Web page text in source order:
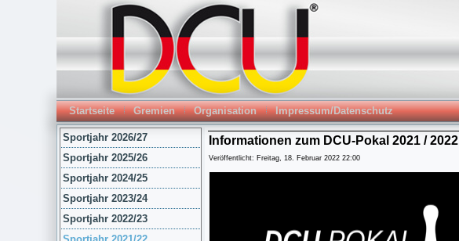
Startseite Gremien Organisation Impressum/Datenschutz
Sportjahr 2026/27
Sportjahr 2025/26
Sportjahr 2024/25
Sportjahr 2023/24
Sportjahr 2022/23
Informationen zum DCU-Pokal 2021 / 2022
Veröffentlicht: Freitag, 18. Februar 2022 22:00